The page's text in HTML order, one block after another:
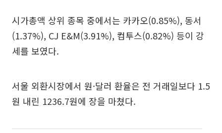
시가총액 상위 종목 중에서는 카카오(0.85%), 동서
(1.37%), CJ E&M(3.91%), 컴투스(0.82%) 등이 강
세를 보였다.
서울 외환시장에서 원·달러 환율은 전 거래일보다 1.5
원 내린 1236.7원에 장을 마쳤다.